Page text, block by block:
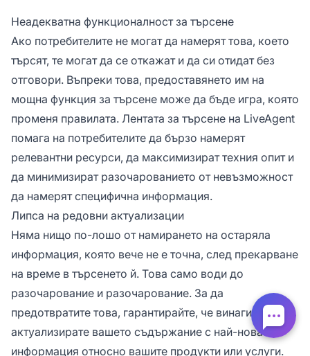
Неадекватна функционалност за търсене
Ако потребителите не могат да намерят това, което
търсят, те могат да се откажат и да си отидат без
отговори. Въпреки това, предоставянето им на
мощна функция за търсене може да бъде игра, която
променя правилата. Лентата за търсене на LiveAgent
помага на потребителите да бързо намерят
релевантни ресурси, да максимизират техния опит и
да минимизират разочарованието от невъзможност
да намерят специфична информация.
Липса на редовни актуализации
Няма нищо по-лошо от намирането на остаряла
информация, която вече не е точна, след прекарване
на време в търсенето й. Това само води до
разочарование и разочарование. За да
предотвратите това, гарантирайте, че винаги
актуализирате вашето съдържание с най-новата
информация относно вашите продукти или услуги.